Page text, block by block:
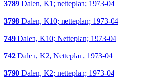
3789 Dalen, K1; netteplan; 1973-04
3798 Dalen, K10; netteplan; 1973-04
749 Dalen, K10; Netteplan; 1973-04
742 Dalen, K2; Netteplan; 1973-04
3790 Dalen, K2; netteplan; 1973-04